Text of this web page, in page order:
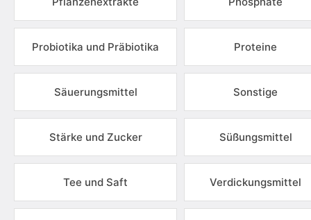
Probiotika und Präbiotika Proteine
Säuerungsmittel Sonstige
Stärke und Zucker Süßungsmittel
Tee und Saft Verdickungsmittel